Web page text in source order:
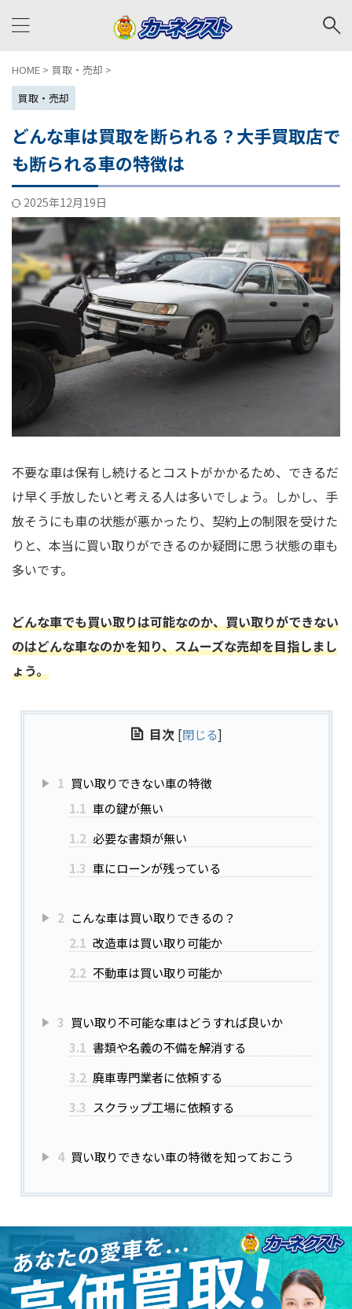
HOME > 買取・売却 >
買取・売却
どんな車は買取を断られる？大手買取店で
も断られる車の特徴は
2025年12月19日
不要な車は保有し続けるとコストがかかるため、できるだ
け早く手放したいと考える人は多いでしょう。しかし、手
放そうにも車の状態が悪かったり、契約上の制限を受けた
りと、本当に買い取りができるのか疑問に思う状態の車も
多いです。
どんな車でも買い取りは可能なのか、買い取りができない
のはどんな車なのかを知り、スムーズな売却を目指しまし
ょう。
目次 [閉じる]
1 買い取りできない車の特徴
1.1 車の鍵が無い
1.2 必要な書類が無い
1.3 車にローンが残っている
2 こんな車は買い取りできるの？
2.1 改造車は買い取り可能か
2.2 不動車は買い取り可能か
3 買い取り不可能な車はどうすれば良いか
3.1 書類や名義の不備を解消する
3.2 廃車専門業者に依頼する
3.3 スクラップ工場に依頼する
4 買い取りできない車の特徴を知っておこう